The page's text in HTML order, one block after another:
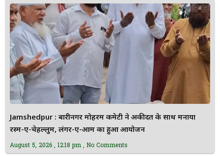
Jamshedpur : बारीनगर मोहर्रम कमेटी ने अकीदत के साथ मनाया
रस्म-ए-चेहल्लुम, लंगर-ए-आम का हुआ आयोजन
August 5, 2026 12:18 pm No Comments